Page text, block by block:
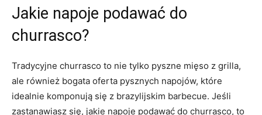
Jakie napoje podawać do
‌churrasco?
Tradycyjne churrasco to nie tylko pyszne mięso z grilla,
⁣ale również bogata oferta​ pysznych napojów, które
idealnie komponują się z brazylijskim barbecue. Jeśli
zastanawiasz ⁣się, jakie napoje podawać​ do churrasco, to